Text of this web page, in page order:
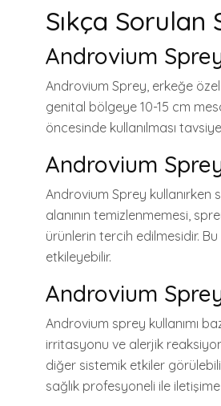
Sıkça Sorulan
Androvium
Androvium Sprey, erkeğe
genital bölgeye 10-15 cm
öncesinde kullanılması
Androvium
Androvium Sprey kullanırken
alanının temizlenmemesi,
ürünlerin tercih edilmesidir.
etkileyebilir.
Androvium
Androvium sprey kullanımı
irritasyonu ve alerjik
diğer sistemik etkiler
sağlık profesyoneli ile